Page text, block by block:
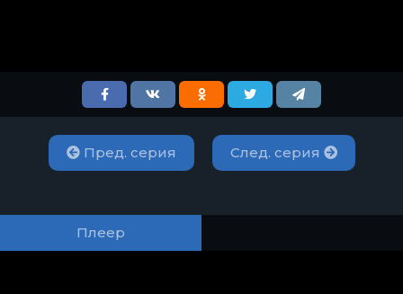
Пред. серия След. серия
Плеер